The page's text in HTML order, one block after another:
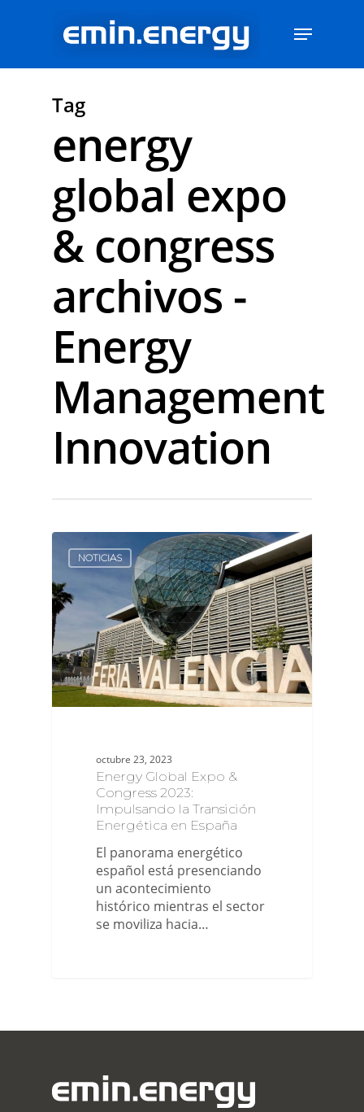
Menu
Tag
energy
global expo
& congress
archivos -
Energy
Management
Innovation
NOTICIAS
octubre 23, 2023
Energy Global Expo &
Congress 2023:
Impulsando la Transición
Energética en España
El panorama energético
español está presenciando
un acontecimiento
histórico mientras el sector
se moviliza hacia…
0